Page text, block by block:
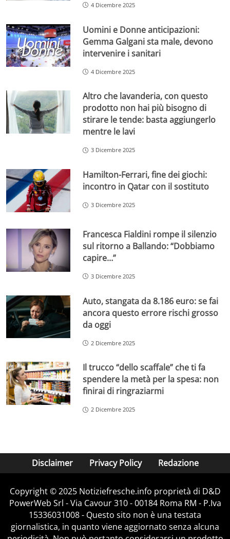
4 Dicembre 2025
Uomini e Donne anticipazioni:
Gemma Galgani sta male, devono
intervenire i sanitari
4 Dicembre 2025
Altro che lavanderia, con questo
prodotto non hai più bisogno di
stirare le tende: basta aggiungerlo
mentre le lavi
3 Dicembre 2025
Hamilton-Ferrari, fine dei giochi:
incontro in Qatar con il sostituto
3 Dicembre 2025
Francesca Fialdini rompe il silenzio
sul ritorno a Ballando: “Dobbiamo
capire…”
3 Dicembre 2025
Auto, stangata da 8.186 euro: se fai
ancora questo errore rischi grosso
da oggi
2 Dicembre 2025
Il trucco “dello scaffale” che ti fa
spendere la metà per la spesa: non
finirai di ringraziarmi
2 Dicembre 2025
Disclaimer Privacy Policy Redazione
Copyright © 2025 Notiziefresche.info proprietà di D&D
PowerWeb Srl - Via Cavour 310 - 00184 Roma RM - P.Iva
15336031008 - Questo sito non è una testata
giornalistica, in quanto viene aggiornato senza alcuna